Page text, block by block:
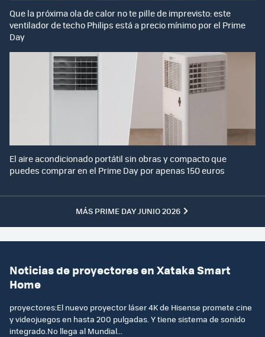
Que la próxima ola de calor no te pille de imprevisto: este
ventilador de techo Philips está a precio mínimo por el Prime
Day
El aire acondicionado portátil sin obras y compacto que
puedes comprar en el Prime Day por apenas 150 euros
MÁS PRIME DAY JUNIO 2026
Noticias de proyectores en Xataka Smart
Home
proyectores:El nuevo proyector láser 4K de Hisense promete cine
y videojuegos en hasta 200 pulgadas. Y tiene sistema de sonido
integrado.No llega al Mundial...